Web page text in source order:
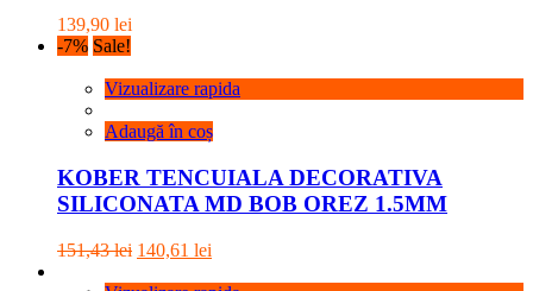
139,90 lei
-7% Sale!
Vizualizare rapida
Adaugă în coș
KOBER TENCUIALA DECORATIVA
SILICONATA MD BOB OREZ 1.5MM
151,43lei Prețul
140,61 lei